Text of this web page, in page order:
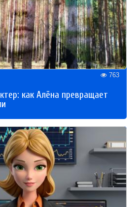
763
как Алёна превращает